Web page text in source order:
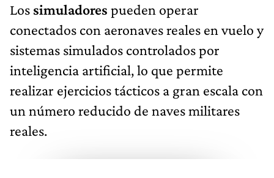
Los simuladores pueden operar
conectados con aeronaves reales en vuelo y
sistemas simulados controlados por
inteligencia artificial, lo que permite
realizar ejercicios tácticos a gran escala con
un número reducido de naves militares
reales.